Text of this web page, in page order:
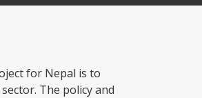
for Nepal is to
The policy and